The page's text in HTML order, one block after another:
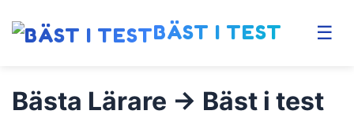
BÄST I TEST ☰
Bästa Lärare → Bäst i test